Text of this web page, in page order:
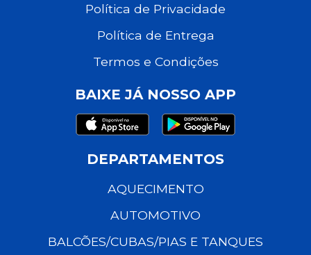
Política de Privacidade
Política de Entrega
Termos e Condições
BAIXE JÁ NOSSO APP
DEPARTAMENTOS
AQUECIMENTO
AUTOMOTIVO
BALCÕES/CUBAS/PIAS E TANQUES